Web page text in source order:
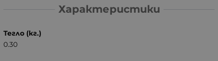
Характеристики
Тегло (кг.)
0.30